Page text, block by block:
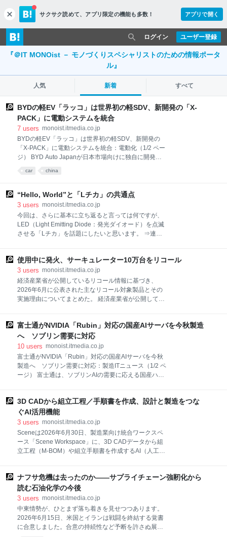
c
l
o
s
e
サクサク読めて、 アプリ限定の機能も多数！ アプリで開く
ユーザー登録
ログイン
『＠IT MONOist － モノづくりスペシャリストのための情報ポータ
ル』
人気 新着 すべて
BYDの軽EV「ラッコ」は世界初の軽SDV、新開発の「X-
PACK」に電動システムを統合
7 users monoist.itmedia.co.jp
BYDの軽EV「ラッコ」は世界初の軽SDV、新開発の
「X-PACK」に電動システムを統合：電動化（1/2 ペー
ジ） BYD Auto Japanが日本市場向けに独自に開発し
の3グレードを用意しており、200は補助金込みで200
万円を切る199万5000円で購入できる。 BYD Auto
Japanは2026年7月28日、東京都内で会見を開き、日
本市場向けに独自に開発した軽自動車タイプのEV（電
気自動車）「BYD RACCO（ビーワイディー ラッ
の「200」と同320kmの「300Plus」「300Premium」
car china
“Hello, World”と「Lチカ」の共通点
3 users monoist.itmedia.co.jp
今回は、さらに基本に立ち返ると言っては何ですが、
LED（Light Emitting Diode：発光ダイオード）を点滅
させる「Lチカ」を話題にしたいと思います。 ⇒連載
の記事は主に組み込み技術者に向けて書いているので
すが、なぜまた「Lチカ」を話題にしなければならな
いのかと疑問をもつ読者もいらっしゃるでしょう。 少
し話は長くなるのですがお付き合いください。坂井弘
亮氏という方の著書の一つに「ハロー“Hello, World”
は“不満”なんですね。400ページを超える書籍ですか
ら、どれほどの“不満”があったのか。かなり熱いエモ
ーションがあったのだと思います。 それで坂井氏は何
に対して“不満”があ
使用中に発火、サーキュレーター10万台をリコール
3 users monoist.itmedia.co.jp
経済産業省が公開しているリコール情報に基づき、
2026年6月に公表された主なリコール対象製品とその
実施理由についてまとめた。 経済産業省が公開してい
製品の詳細情報については、本文内に記載の関連リン
クから確認できる。 また、対象製品を所有している場
合は、速やかに使用を停止し、各事業者の指示に従っ
て対応してほしい。 ⇒ 先月のリコール情報はこちら
サーキュレーターの使用中に発火する恐れ パン・パシ
フィック・インターナショナル・トレーディングは
「mononics 3Dスイングサーキュレーター嵐」（販売
期間：2021年5月～2026年6月）について、使用中に
発火する事象が発生したことを受け、リコールを発
富士通がNVIDIA「Rubin」対応の国産AIサーバを今秋製造
へ ソブリン需要に対応
10 users monoist.itmedia.co.jp
富士通がNVIDIA「Rubin」対応の国産AIサーバを今秋
製造へ ソブリン需要に対応：製造ITニュース（1/2 ペ
ージ） 富士通は、ソブリンAIの需要に応える国産ハイ
NVIDIAの最新GPU「Rubin」対応の新モデルの製造開
始であると明かした。 富士通は2026年7月14日、デー
タやAI（人工知能）時代の企業変革をテーマとした同
社のイベント「Fujitsu Experience Day 2026」（一般
公開：同月15～16日、TAKANAWA GATEWAY
Convention Center）の開催に先駆けてメディア見学
の展示を披露する。国内で一貫製造するAIサーバや、
2026年秋に製
3D CADから組立工程／手順書を作成、設計と製造をつな
ぐAI活用機能
3 users monoist.itmedia.co.jp
Sceneは2026年6月30日、製造業向け統合ワークスペ
ース「Scene Workspace」に、3D CADデータから組
立工程（M-BOM）や組立手順書を作成するAI（人工知
技術、製造の連携を1つの基盤でつなぐ。 Scene
Workspaceは、3D CADデータを起点に、組立設計か
ら現場運用までを1つのワークスペースでつなぐ業務
基盤だ。製品設計で作成した3D CADデータを設計、
生産技術、製造の各部門でレビューし、課題を一元管
理できる。さらに、3Dの組立工程やM-BOMの作成、
ナフサ危機は去ったのか――サプライチェーン強靭化から
読む石油化学の今後
3 users monoist.itmedia.co.jp
中東情勢が、ひとまず落ち着きを見せつつあります。
2026年6月15日、米国とイランは戦闘を終結する覚書
に合意しました。合意の持続性など予断を許さぬ展開